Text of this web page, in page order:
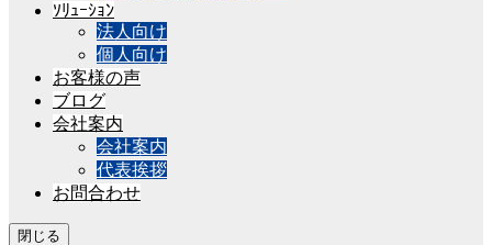
ｿﾘｭｰｼｮﾝ
法人向け
個人向け
お客様の声
ブログ
会社案内
会社案内
代表挨拶
お問合わせ
閉じる